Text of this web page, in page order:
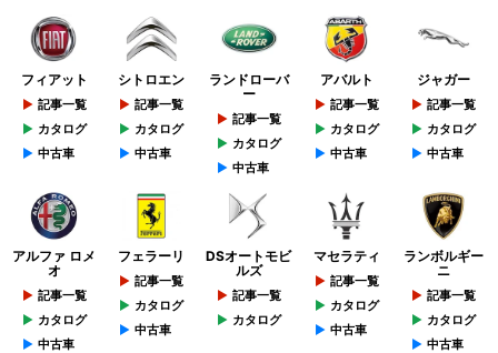
フィアット
記事一覧
カタログ
中古車
シトロエン
記事一覧
カタログ
中古車
ランドローバ
ー
記事一覧
カタログ
中古車
アバルト
記事一覧
カタログ
中古車
ジャガー
記事一覧
カタログ
中古車
アルファ ロメ
オ
記事一覧
カタログ
中古車
フェラーリ
記事一覧
カタログ
中古車
DSオートモビ
ルズ
記事一覧
カタログ
マセラティ
記事一覧
カタログ
中古車
ランボルギー
ニ
記事一覧
カタログ
中古車